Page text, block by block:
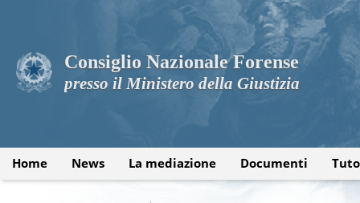
Consiglio Nazionale Forense
presso il Ministero della Giustizia
Home News La mediazione Documenti